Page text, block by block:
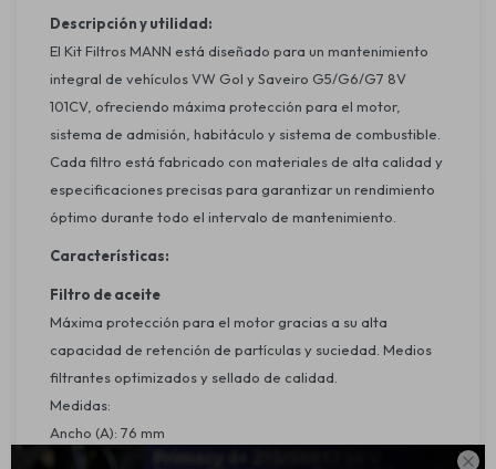

Descripción y utilidad:
El Kit Filtros MANN está diseñado para un mantenimiento
integral de vehículos VW Gol y Saveiro G5/G6/G7 8V
101CV, ofreciendo máxima protección para el motor,
sistema de admisión, habitáculo y sistema de combustible.
Cada filtro está fabricado con materiales de alta calidad y
especificaciones precisas para garantizar un rendimiento
óptimo durante todo el intervalo de mantenimiento.
Características:
Filtro de aceite
Máxima protección para el motor gracias a su alta
capacidad de retención de partículas y suciedad. Medios
filtrantes optimizados y sellado de calidad.
Medidas:
Ancho (A): 76 mm